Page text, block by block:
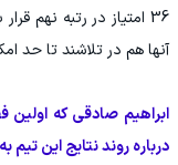
36 امتیاز در رتبه نهم
آنها هم در تلاشند تا حد
ابراهیم صادقی که اولین
درباره روند نتایج این تیم